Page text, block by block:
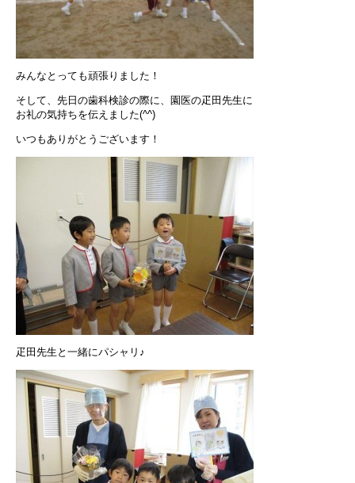
みんなとっても頑張りました！
そして、先日の歯科検診の際に、園医の疋田先生に
お礼の気持ちを伝えました(^^)
いつもありがとうございます！
疋田先生と一緒にパシャリ♪